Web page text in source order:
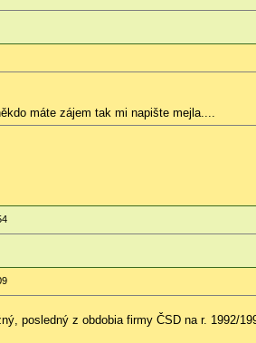
máte zájem tak mi napište mejla....
posledný z obdobia firmy ČSD na r. 1992/